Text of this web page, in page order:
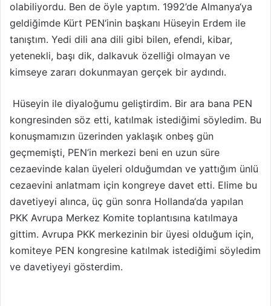
olabiliyordu. Ben de öyle yaptım. 1992’de Almanya‘ya
geldiğimde Kürt PEN‘inin başkanı Hüseyin Erdem ile
tanıştım. Yedi dili ana dili gibi bilen, efendi, kibar,
yetenekli, başı dik, dalkavuk özelliği olmayan ve
kimseye zararı dokunmayan gerçek bir aydındı.
Hüseyin ile diyaloğumu geliştirdim. Bir ara bana PEN
kongresinden söz etti, katılmak istediğimi söyledim. Bu
konuşmamızın üzerinden yaklaşık onbeş gün
geçmemişti, PEN‘in merkezi beni en uzun süre
cezaevinde kalan üyeleri olduğumdan ve yattığım ünlü
cezaevini anlatmam için kongreye davet etti. Elime bu
davetiyeyi alınca, üç gün sonra Hollanda‘da yapılan
PKK Avrupa Merkez Komite toplantısına katılmaya
gittim. Avrupa PKK merkezinin bir üyesi olduğum için,
komiteye PEN kongresine katılmak istediğimi söyledim
ve davetiyeyi gösterdim.